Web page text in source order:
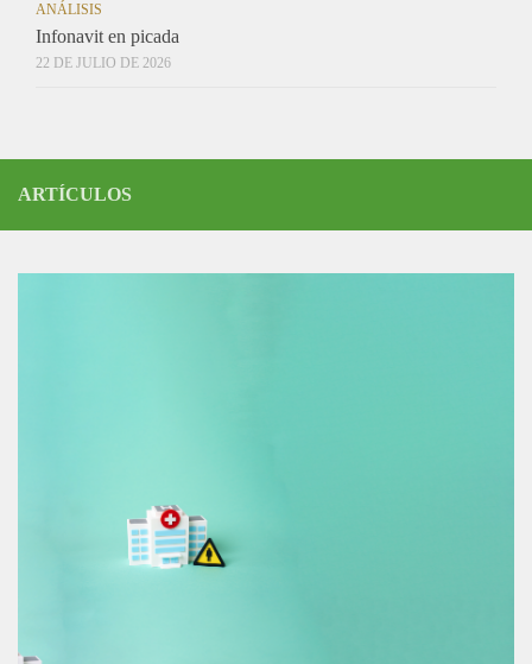
ANÁLISIS
Infonavit en picada
22 DE JULIO DE 2026
ARTÍCULOS